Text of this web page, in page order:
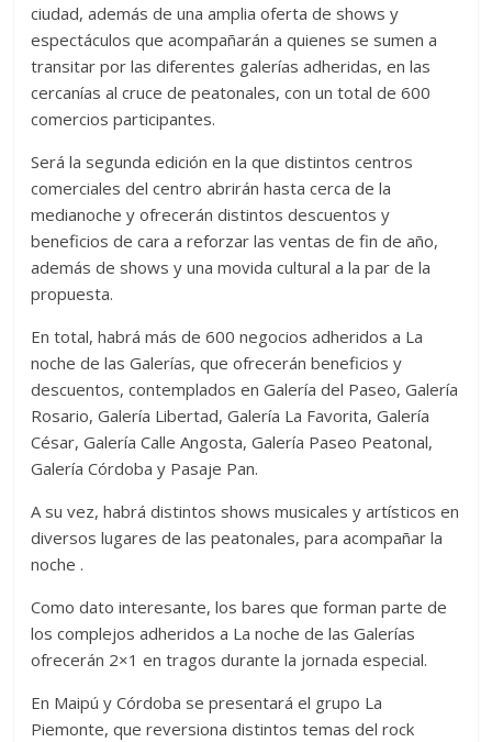
ciudad, además de una amplia oferta de shows y
espectáculos que acompañarán a quienes se sumen a
transitar por las diferentes galerías adheridas, en las
cercanías al cruce de peatonales, con un total de 600
comercios participantes.
Será la segunda edición en la que distintos centros
comerciales del centro abrirán hasta cerca de la
medianoche y ofrecerán distintos descuentos y
beneficios de cara a reforzar las ventas de fin de año,
además de shows y una movida cultural a la par de la
propuesta.
En total, habrá más de 600 negocios adheridos a La
noche de las Galerías, que ofrecerán beneficios y
descuentos, contemplados en Galería del Paseo, Galería
Rosario, Galería Libertad, Galería La Favorita, Galería
César, Galería Calle Angosta, Galería Paseo Peatonal,
Galería Córdoba y Pasaje Pan.
A su vez, habrá distintos shows musicales y artísticos en
diversos lugares de las peatonales, para acompañar la
noche .
Como dato interesante, los bares que forman parte de
los complejos adheridos a La noche de las Galerías
ofrecerán 2×1 en tragos durante la jornada especial.
En Maipú y Córdoba se presentará el grupo La
Piemonte, que reversiona distintos temas del rock